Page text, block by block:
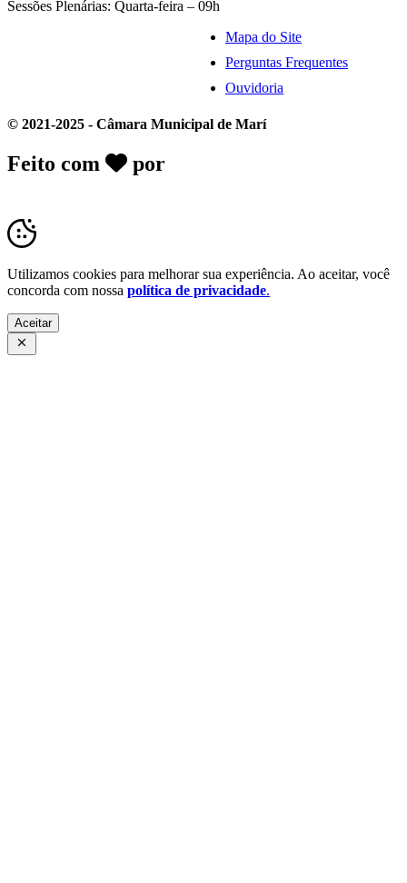
Sessões Plenárias: Quarta-feira – 09h
Mapa do Site
Perguntas Frequentes
Ouvidoria
© 2021-2025 - Câmara Municipal de Marí
Feito com por
Utilizamos cookies para melhorar sua experiência. Ao aceitar, você
concorda com nossa política de privacidade.
Aceitar